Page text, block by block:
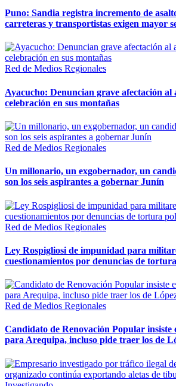
Puno: Sandia registra incremento de
carreteras y transportistas exigen mayor
Red de Medios Regionales
Ayacucho: Denuncian grave afectación
celebración en sus montañas
Red de Medios Regionales
Un millonario, un exgobernador, un
son los seis aspirantes a gobernar Junín
Red de Medios Regionales
Ley Rospigliosi de impunidad para
cuestionamientos por denuncias de
Red de Medios Regionales
Candidato de Renovación Popular insiste
para Arequipa, incluso pide traer los de